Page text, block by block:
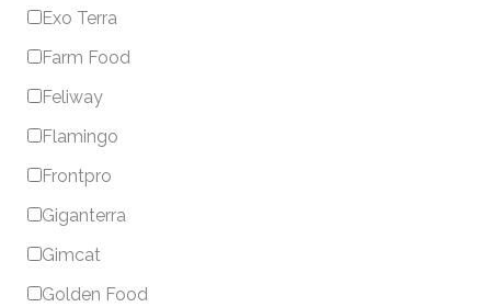
Exo Terra
Farm Food
Feliway
Flamingo
Frontpro
Giganterra
Gimcat
Golden Food